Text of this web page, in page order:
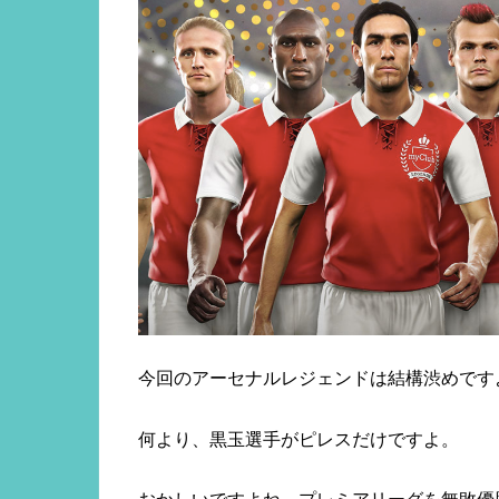
今回のアーセナルレジェンドは結構渋めです
何より、黒玉選手がピレスだけですよ。